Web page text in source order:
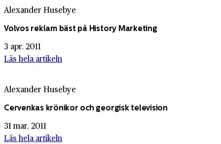
Alexander Husebye
Volvos reklam bäst på History Marketing
3 apr. 2011
Läs hela artikeln
Alexander Husebye
Cervenkas krönikor och georgisk television
31 mar. 2011
Läs hela artikeln